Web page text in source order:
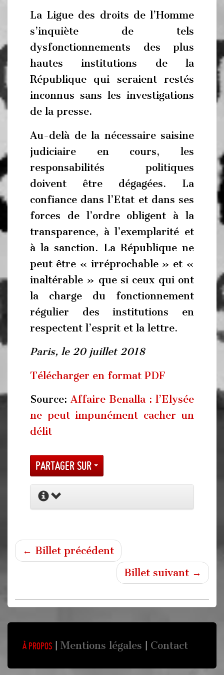
La Ligue des droits de l’Homme
s’inquiète de tels
dysfonctionnements des plus
hautes institutions de la
République qui seraient restés
inconnus sans les investigations
de la presse.
Au-delà de la nécessaire saisine
judiciaire en cours, les
responsabilités politiques
doivent être dégagées. La
confiance dans l’Etat et dans ses
forces de l’ordre obligent à la
transparence, à l’exemplarité et
à la sanction. La République ne
peut être « irréprochable » et «
inaltérable » que si ceux qui ont
la charge du fonctionnement
régulier des institutions en
respectent l’esprit et la lettre.
Paris, le 20 juillet 2018
Télécharger en format PDF
Source: Affaire Benalla : l’Elysée
ne peut impunément cacher un
délit
Partager sur
← Billet précédent
Billet suivant →
À propos Mentions légales Contact